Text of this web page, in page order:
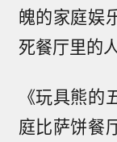
魄的家庭娱
死餐厅里的人
《玩具熊
庭比萨饼餐